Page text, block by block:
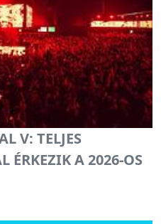
V: TELJES
ÉRKEZIK A 2026-OS